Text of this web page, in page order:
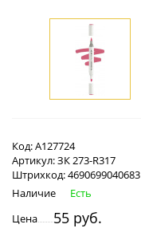
Код:А127724
Артикул:ЗК 273-R317
Штрихкод:4690699040683
Наличие
Есть
Цена
55 руб.